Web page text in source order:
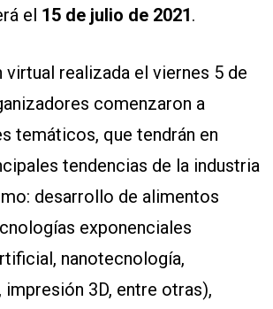
el 15 de julio de 2021.
virtual realizada el viernes 5 de
comenzaron a
temáticos, que tendrán en
tendencias de la industria
desarrollo de alimentos
exponenciales
nanotecnología,
3D, entre otras),